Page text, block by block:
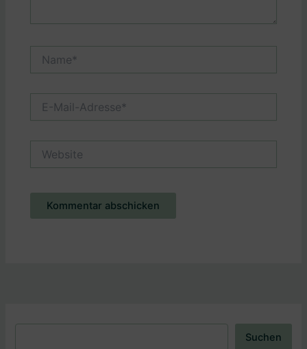
Mail-
Suchen